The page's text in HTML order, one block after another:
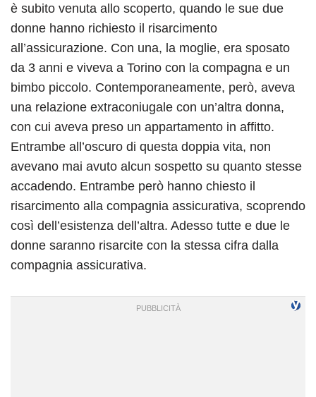
è subito venuta allo scoperto, quando le sue due
donne hanno richiesto il risarcimento
all’assicurazione. Con una, la moglie, era sposato
da 3 anni e viveva a Torino con la compagna e un
bimbo piccolo. Contemporaneamente, però, aveva
una relazione extraconiugale con un’altra donna,
con cui aveva preso un appartamento in affitto.
Entrambe all’oscuro di questa doppia vita, non
avevano mai avuto alcun sospetto su quanto stesse
accadendo. Entrambe però hanno chiesto il
risarcimento alla compagnia assicurativa, scoprendo
così dell’esistenza dell’altra. Adesso tutte e due le
donne saranno risarcite con la stessa cifra dalla
compagnia assicurativa.